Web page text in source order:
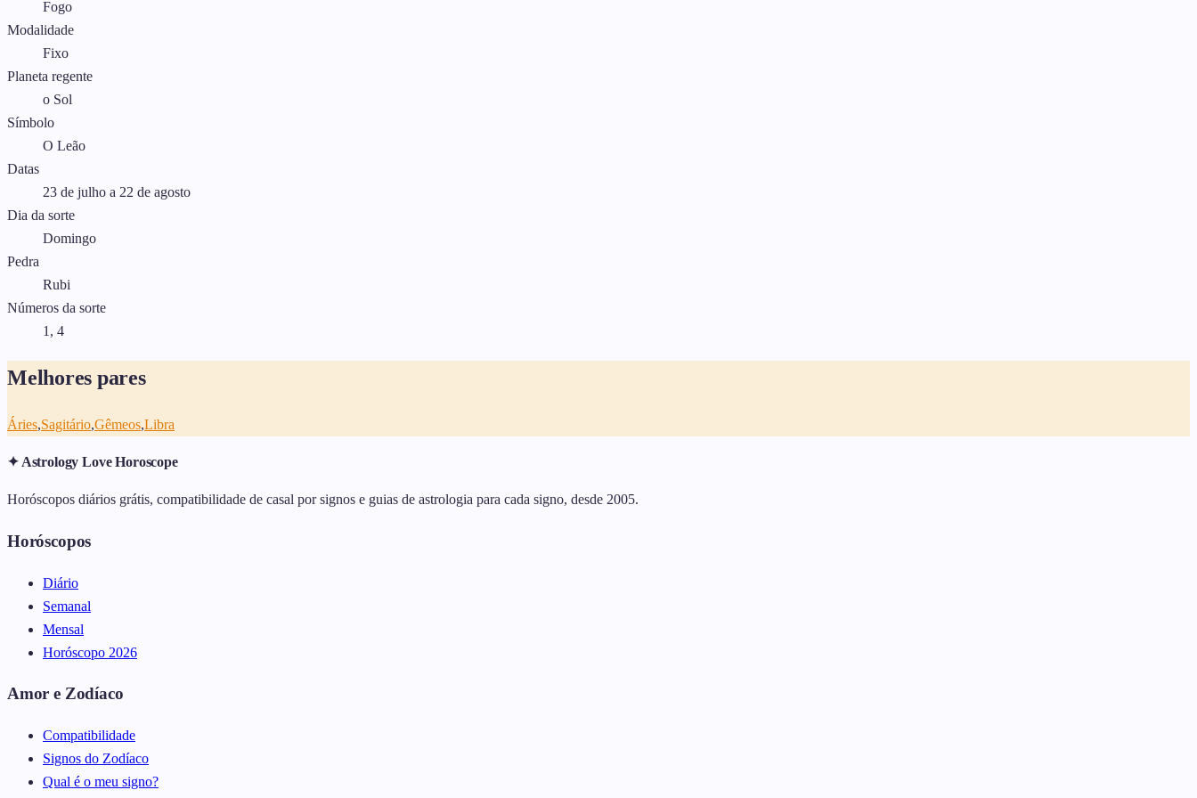
Fogo
Modalidade
Fixo
Planeta regente
o Sol
Símbolo
O Leão
Datas
23 de julho a 22 de agosto
Dia da sorte
Domingo
Pedra
Rubi
Números da sorte
1, 4
Melhores pares
Áries,Sagitário,Gêmeos,Libra
✦ Astrology Love Horoscope
Horóscopos diários grátis, compatibilidade de casal por signos e guias de astrologia para cada signo, desde 2005.
Horóscopos
Diário
Semanal
Mensal
Horóscopo 2026
Amor e Zodíaco
Compatibilidade
Signos do Zodíaco
Qual é o meu signo?